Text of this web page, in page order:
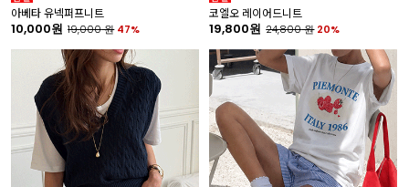
아베타 유넥퍼프니트
10,000원 19,000원 47%
코엘오 레이어드니트
19,800원 24,800원 20%